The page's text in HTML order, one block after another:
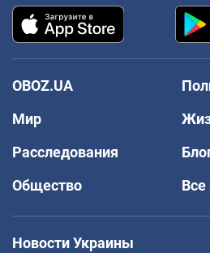
OBOZ.UA
Мир
Расследования
Общество
Все
Новости Украины